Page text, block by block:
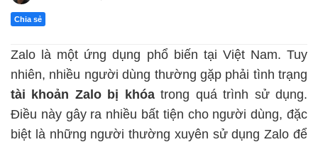
Màn hình Xiaomi Màn hình Realme Màn hình Vivo
Màn hình Vsmart Màn hình Google Pixel
Thay pin
Chia sẻ
Zalo là một ứng dụng phổ biến tại Việt Nam. Tuy
nhiên, nhiều người dùng thường gặp phải tình trạng
tài khoản Zalo bị khóatrong quá trình sử dụng.
Điều này gây ra nhiều bất tiện cho người dùng, đặc
biệt là những người thường xuyên sử dụng Zalo để